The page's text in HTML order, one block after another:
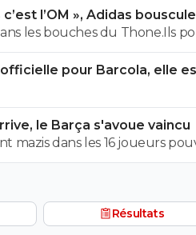
l’OM », Adidas
les bouches du Thone.Ils
en 2026
pour Barcola, elle
le Barça s'avoue vaincu
mazis dans les 16 joueurs
de la tactique de L.E
Résultats